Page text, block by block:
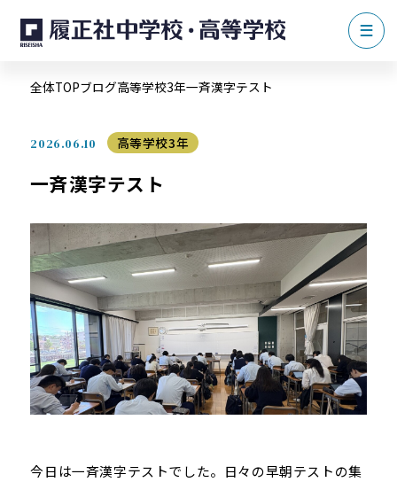
全体TOPブログ高等学校3年一斉漢字テスト
2026.06.10 高等学校3年
一斉漢字テスト
今日は一斉漢字テストでした。日々の早朝テストの集